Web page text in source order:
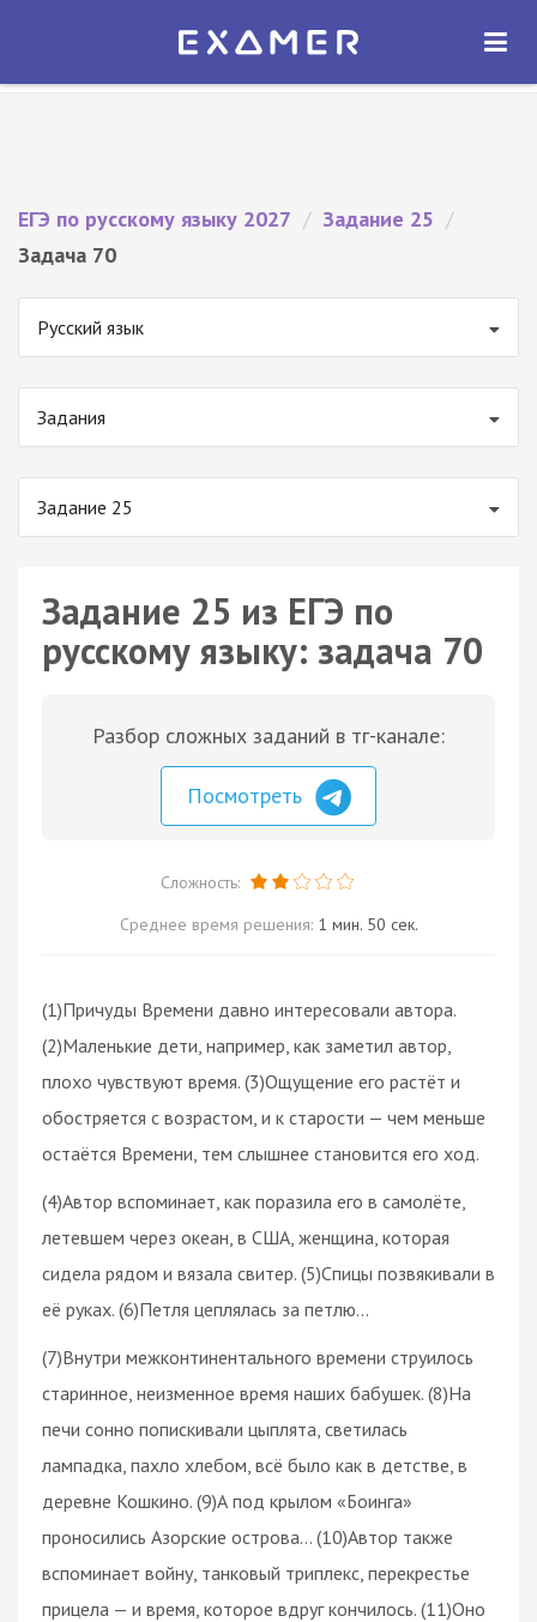
Экзамер — ЕГЭ 2027
ОТКРЫТЬ
ЕГЭ по русскому языку 2027 / Задание 25 /
Задача 70
Русский язык
Задания
Задание 25
Задание 25 из ЕГЭ по
русскому языку: задача 70
Разбор сложных заданий в тг-канале:
Посмотреть
Сложность:
Среднее время решения: 1 мин. 50 сек.
(1)Причуды Времени давно интересовали автора.
(2)Маленькие дети, например, как заметил автор,
плохо чувствуют время. (3)Ощущение его растёт и
обостряется с возрастом, и к старости — чем меньше
остаётся Времени, тем слышнее становится его ход.
(4)Автор вспоминает, как поразила его в самолёте,
летевшем через океан, в США, женщина, которая
сидела рядом и вязала свитер. (5)Спицы позвякивали в
её руках. (6)Петля цеплялась за петлю…
(7)Внутри межконтинентального времени струилось
старинное, неизменное время наших бабушек. (8)На
печи сонно попискивали цыплята, светилась
лампадка, пахло хлебом, всё было как в детстве, в
деревне Кошкино. (9)А под крылом «Боинга»
проносились Азорские острова… (10)Автор также
вспоминает войну, танковый триплекс, перекрестье
прицела — и время, которое вдруг кончилось. (11)Оно